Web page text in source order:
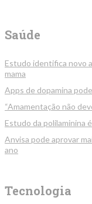
Saúde
Estudo identifica novo
mama
Apps de dopamina
“Amamentação não
Estudo da polilaminina
Anvisa pode aprovar
ano
Tecnologia